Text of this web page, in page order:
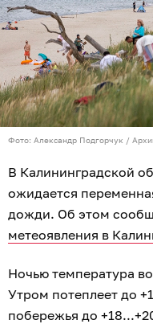
Фото: Александр Подгорчук /
В Калининградской
ожидается
дожди. Об этом
метеоявления в
Ночью температура
Утром потеплеет до
побережья до